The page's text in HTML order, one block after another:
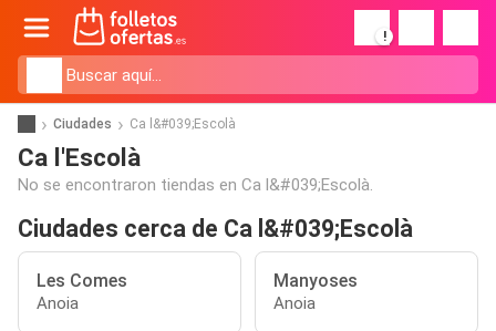
!
Ciudades Ca l&#039;Escolà
Ca l'Escolà
No se encontraron tiendas en Ca l&#039;Escolà.
Ciudades cerca de Ca l&#039;Escolà
Les Comes
Anoia
Manyoses
Anoia